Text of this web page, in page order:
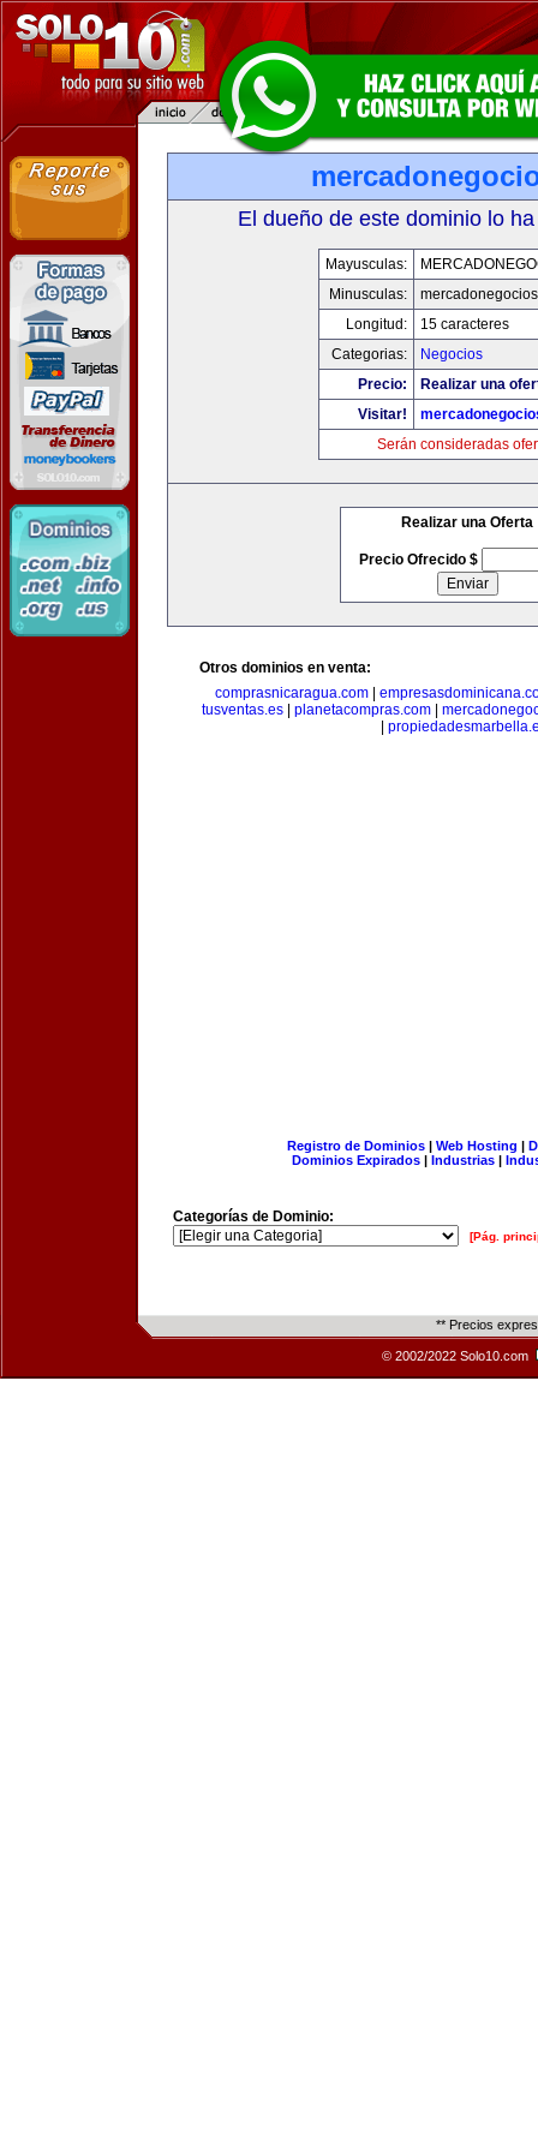
El dueño de este dominio lo
Mayusculas:
Minusculas:
Longitud:
15 caracteres
Categorias:
Negocios
Precio:
Realizar una
Visitar!
Serán consideradas
Realizar una Oferta
Precio Ofrecido $
Otros dominios en venta:
comprasnicaragua.com|
tusventas.es| planetacompras.com|
Registro de Dominios| Web Hosting |
Dominios Expirados | Industrias |
Categorías de Dominio:
[Pág.
** Precios
© 2002/2022 Solo10.com